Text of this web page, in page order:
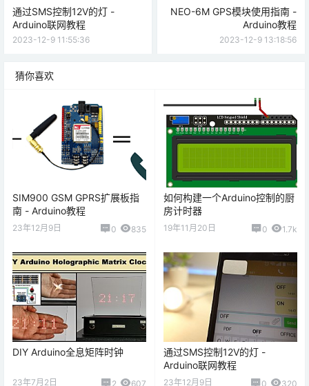
通过SMS控制12V的灯 -
Arduino联网教程
2023-12-9 11:55:36
NEO-6M GPS模块使用指南 -
Arduino教程
2023-12-9 13:18:56
猜你喜欢
SIM900 GSM GPRS扩展板指
南 - Arduino教程
23年12月9日 0 835
如何构建一个Arduino控制的厨
房计时器
19年11月20日 0 1.7k
DIY Arduino全息矩阵时钟
23年7月2日 2 607
通过SMS控制12V的灯 -
Arduino联网教程
23年12月9日 0 320